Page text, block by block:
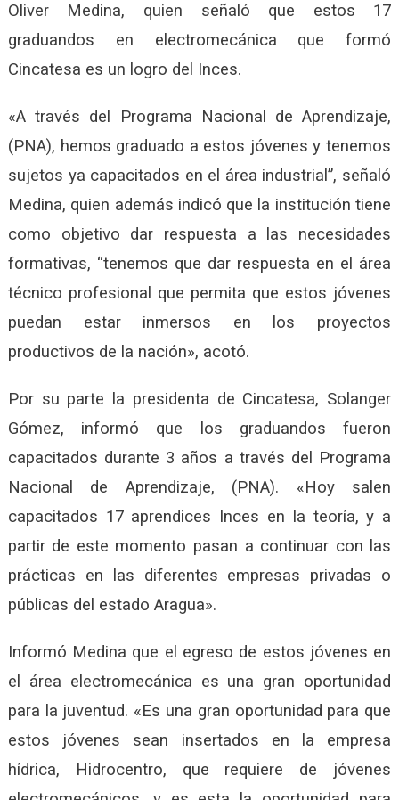
Oliver Medina, quien señaló que estos 17
graduandos en electromecánica que formó
Cincatesa es un logro del Inces.
«A través del Programa Nacional de Aprendizaje,
(PNA), hemos graduado a estos jóvenes y tenemos
sujetos ya capacitados en el área industrial”, señaló
Medina, quien además indicó que la institución tiene
como objetivo dar respuesta a las necesidades
formativas, “tenemos que dar respuesta en el área
técnico profesional que permita que estos jóvenes
puedan estar inmersos en los proyectos
productivos de la nación», acotó.
Por su parte la presidenta de Cincatesa, Solanger
Gómez, informó que los graduandos fueron
capacitados durante 3 años a través del Programa
Nacional de Aprendizaje, (PNA). «Hoy salen
capacitados 17 aprendices Inces en la teoría, y a
partir de este momento pasan a continuar con las
prácticas en las diferentes empresas privadas o
públicas del estado Aragua».
Informó Medina que el egreso de estos jóvenes en
el área electromecánica es una gran oportunidad
para la juventud. «Es una gran oportunidad para que
estos jóvenes sean insertados en la empresa
hídrica, Hidrocentro, que requiere de jóvenes